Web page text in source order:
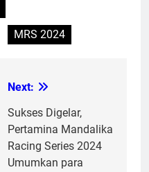
MRS 2024
Next:
Sukses Digelar,
Pertamina Mandalika
Racing Series 2024
Umumkan para